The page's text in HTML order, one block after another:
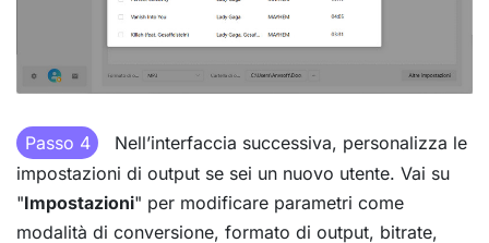
Passo 4
Nell’interfaccia successiva, personalizza le
impostazioni di output se sei un nuovo utente. Vai su
"Impostazioni" per modificare parametri come
modalità di conversione, formato di output, bitrate,